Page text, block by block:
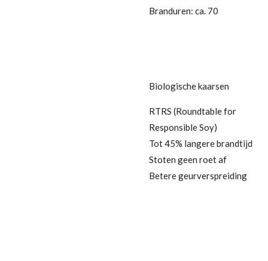
Branduren: ca. 70
Biologische kaarsen
RTRS (Roundtable for
Responsible Soy)
Tot 45% langere brandtijd
Stoten geen roet af
Betere geurverspreiding